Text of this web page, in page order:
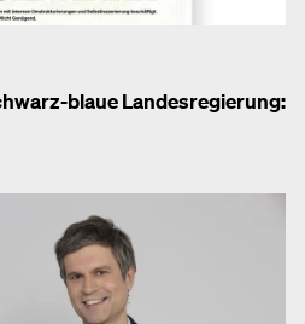
blaue Landesregierung: